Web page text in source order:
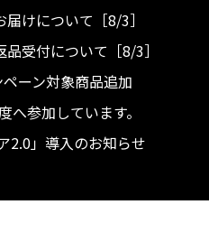
けについて［8/3］
受付について［8/3］
ーン対象商品追加
参加しています。
2.0」導入のお知らせ